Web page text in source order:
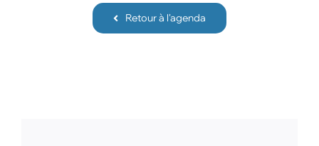
Retour à l'agenda